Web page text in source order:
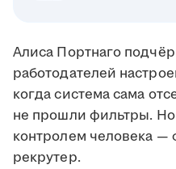
Алиса Портнаго
работодателей
когда система сама
не прошли фильтры. Но
контролем человека —
рекрутер.